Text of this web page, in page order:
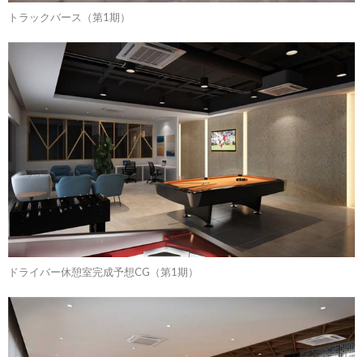
トラックバース（第1期）
ドライバー休憩室完成予想CG（第1期）